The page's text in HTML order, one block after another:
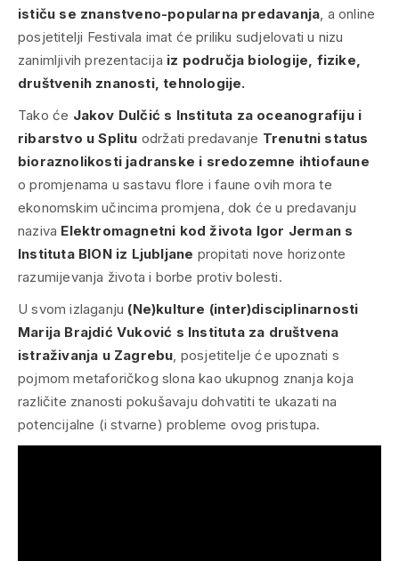
ističu se znanstveno-popularna predavanja , a online
posjetitelji Festivala imat će priliku sudjelovati u nizu
zanimljivih prezentacija iz područja biologije, fizike,
društvenih znanosti, tehnologije.
Tako će Jakov Dulčić s Instituta za oceanografiju i
ribarstvo u Splitu održati predavanje Trenutni status
bioraznolikosti jadranske i sredozemne ihtiofaune
o promjenama u sastavu flore i faune ovih mora te
ekonomskim učincima promjena, dok će u predavanju
naziva Elektromagnetni kod života Igor Jerman s
Instituta BION iz Ljubljane propitati nove horizonte
razumijevanja života i borbe protiv bolesti.
U svom izlaganju (Ne)kulture (inter)disciplinarnosti
Marija Brajdić Vuković s Instituta za društvena
istraživanja u Zagrebu , posjetitelje će upoznati s
pojmom metaforičkog slona kao ukupnog znanja koja
različite znanosti pokušavaju dohvatiti te ukazati na
potencijalne (i stvarne) probleme ovog pristupa.